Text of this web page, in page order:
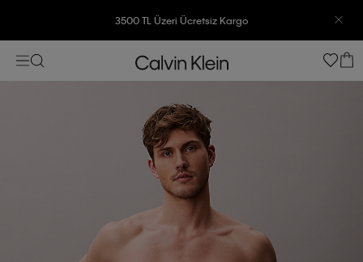
3500 TL Üzeri Ücretsiz Kargo
7500 TL Ve Üzeri Alışverişlerinizde 6 Taksit İmkanı